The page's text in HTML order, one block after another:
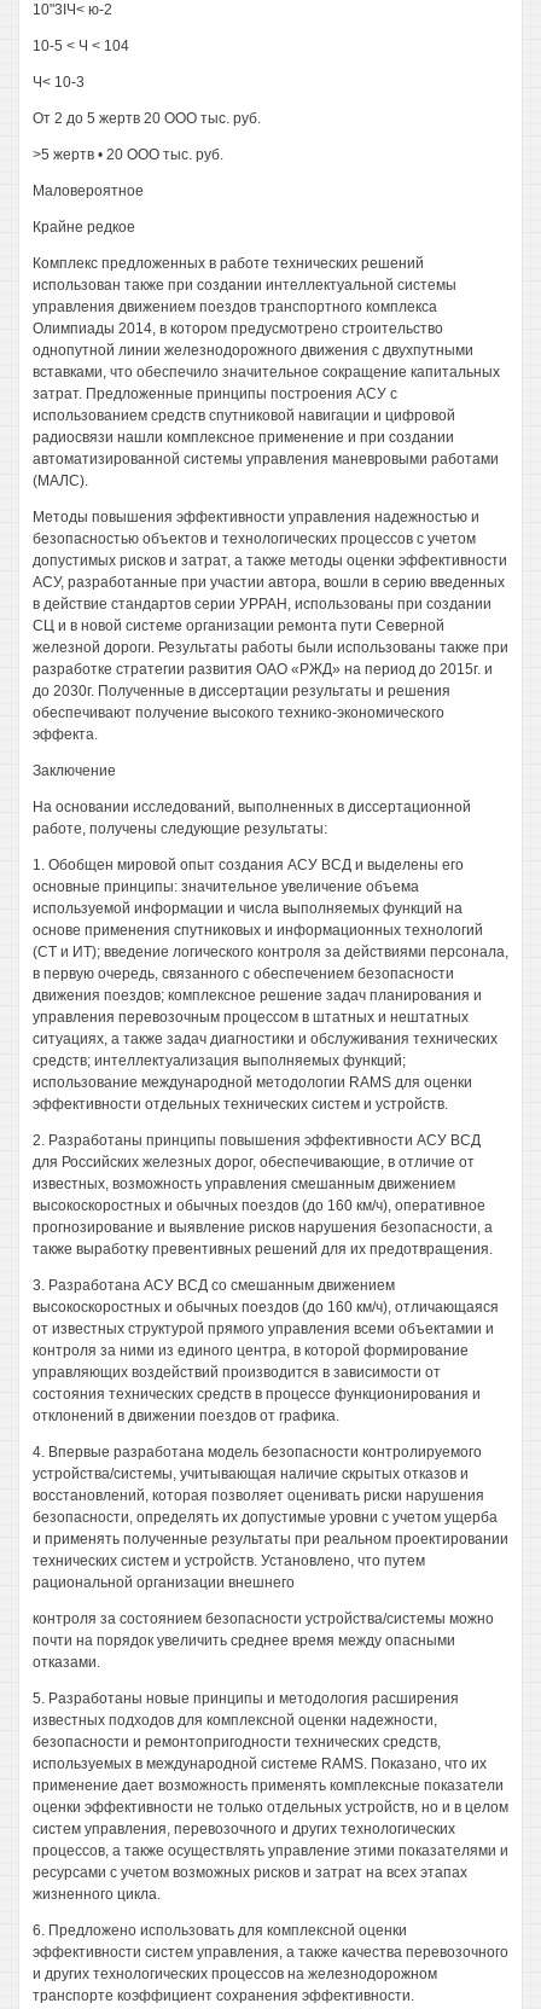
10"3ІЧ< ю-2
10-5 < Ч < 104
Ч< 10-3
От 2 до 5 жертв 20 ООО тыс. руб.
>5 жертв • 20 ООО тыс. руб.
Маловероятное
Крайне редкое
Комплекс предложенных в работе технических решений
использован также при создании интеллектуальной системы
управления движением поездов транспортного комплекса
Олимпиады 2014, в котором предусмотрено строительство
однопутной линии железнодорожного движения с двухпутными
вставками, что обеспечило значительное сокращение капитальных
затрат. Предложенные принципы построения АСУ с
использованием средств спутниковой навигации и цифровой
радиосвязи нашли комплексное применение и при создании
автоматизированной системы управления маневровыми работами
(МАЛС).
Методы повышения эффективности управления надежностью и
безопасностью объектов и технологических процессов с учетом
допустимых рисков и затрат, а также методы оценки эффективности
АСУ, разработанные при участии автора, вошли в серию введенных
в действие стандартов серии УРРАН, использованы при создании
СЦ и в новой системе организации ремонта пути Северной
железной дороги. Результаты работы были использованы также при
разработке стратегии развития ОАО «РЖД» на период до 2015г. и
до 2030г. Полученные в диссертации результаты и решения
обеспечивают получение высокого технико-экономического
эффекта.
Заключение
На основании исследований, выполненных в диссертационной
работе, получены следующие результаты:
1. Обобщен мировой опыт создания АСУ ВСД и выделены его
основные принципы: значительное увеличение объема
используемой информации и числа выполняемых функций на
основе применения спутниковых и информационных технологий
(СТ и ИТ); введение логического контроля за действиями персонала,
в первую очередь, связанного с обеспечением безопасности
движения поездов; комплексное решение задач планирования и
управления перевозочным процессом в штатных и нештатных
ситуациях, а также задач диагностики и обслуживания технических
средств; интеллектуализация выполняемых функций;
использование международной методологии RAMS для оценки
эффективности отдельных технических систем и устройств.
2. Разработаны принципы повышения эффективности АСУ ВСД
для Российских железных дорог, обеспечивающие, в отличие от
известных, возможность управления смешанным движением
высокоскоростных и обычных поездов (до 160 км/ч), оперативное
прогнозирование и выявление рисков нарушения безопасности, а
также выработку превентивных решений для их предотвращения.
3. Разработана АСУ ВСД со смешанным движением
высокоскоростных и обычных поездов (до 160 км/ч), отличающаяся
от известных структурой прямого управления всеми объектамии и
контроля за ними из единого центра, в которой формирование
управляющих воздействий производится в зависимости от
состояния технических средств в процессе функционирования и
отклонений в движении поездов от графика.
4. Впервые разработана модель безопасности контролируемого
устройства/системы, учитывающая наличие скрытых отказов и
восстановлений, которая позволяет оценивать риски нарушения
безопасности, определять их допустимые уровни с учетом ущерба
и применять полученные результаты при реальном проектировании
технических систем и устройств. Установлено, что путем
рациональной организации внешнего
контроля за состоянием безопасности устройства/системы можно
почти на порядок увеличить среднее время между опасными
отказами.
5. Разработаны новые принципы и методология расширения
известных подходов для комплексной оценки надежности,
безопасности и ремонтопригодности технических средств,
используемых в международной системе RAMS. Показано, что их
применение дает возможность применять комплексные показатели
оценки эффективности не только отдельных устройств, но и в целом
систем управления, перевозочного и других технологических
процессов, а также осуществлять управление этими показателями и
ресурсами с учетом возможных рисков и затрат на всех этапах
жизненного цикла.
6. Предложено использовать для комплексной оценки
эффективности систем управления, а также качества перевозочного
и других технологических процессов на железнодорожном
транспорте коэффициент сохранения эффективности.